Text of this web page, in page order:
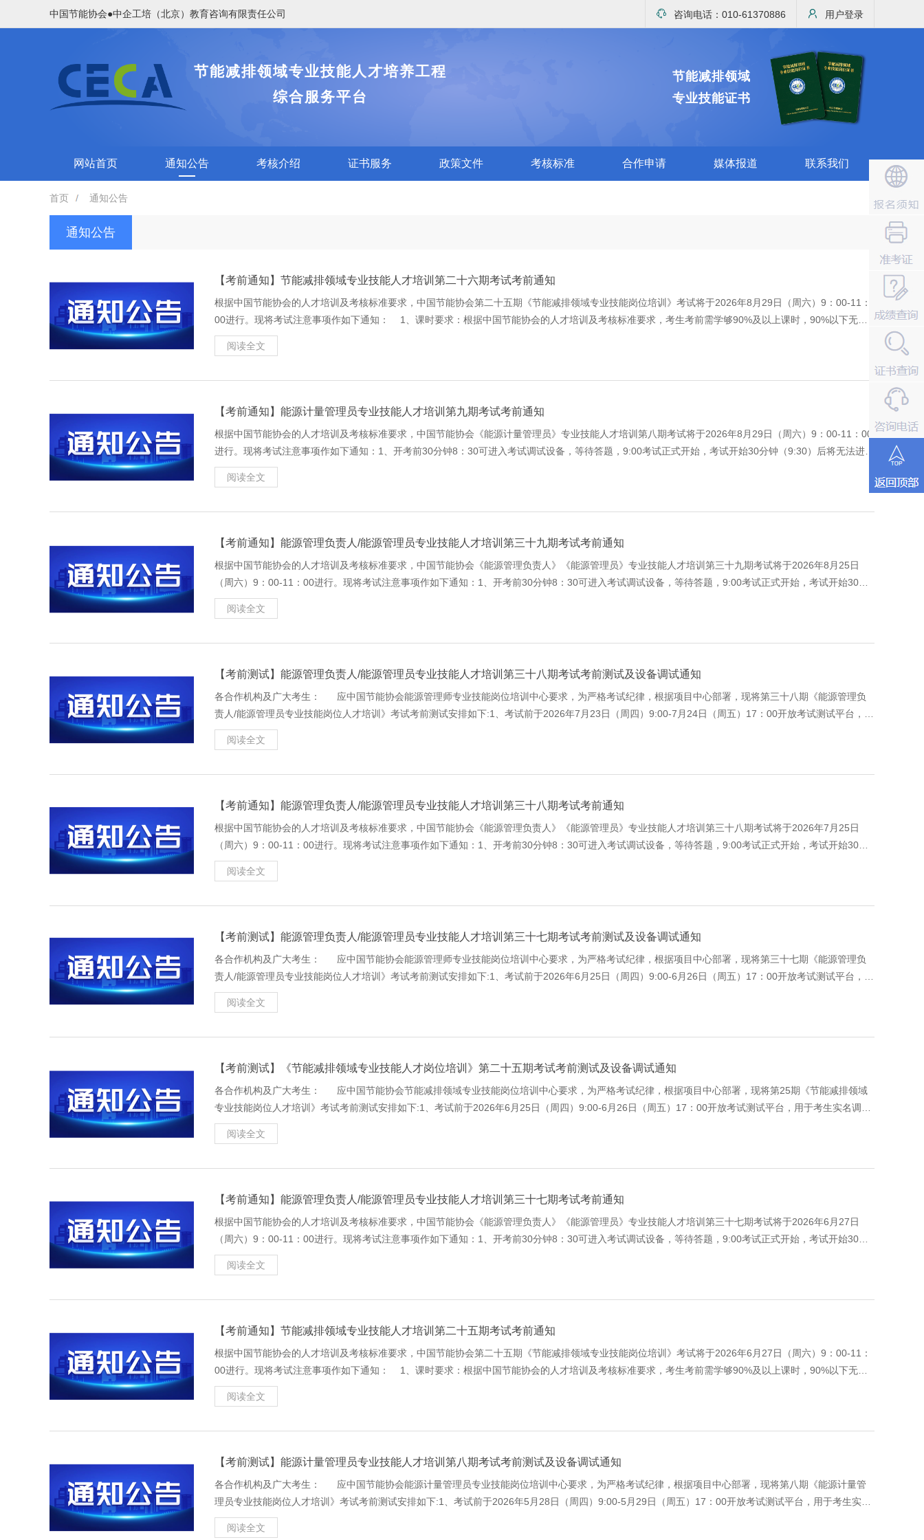
中国节能协会●中企工培（北京）教育咨询有限责任公司 用户登录
咨询电话：010-61370886
节能减排领域专业技能人才培养工程
综合服务平台
节能减排领域
专业技能证书
网站首页 通知公告 考核介绍 证书服务 政策文件 考核标准 合作申请 媒体报道 联系我们
首页 通知公告
通知公告
【考前通知】节能减排领域专业技能人才培训第二十六期考试考前通知
根据中国节能协会的人才培训及考核标准要求，中国节能协会第二十五期《节能减排领域专业技能岗位培训》考试将于2026年8月29日（周六）9：00-11：
00进行。现将考试注意事项作如下通知： 1、课时要求：根据中国节能协会的人才培训及考核标准要求，考生考前需学够90%及以上课时，90%以下无法
参加考试；已学课时统计将于2026年8月25日（周二）上午9:00截止，请在此前通知
阅读全文
【考前通知】能源计量管理员专业技能人才培训第九期考试考前通知
根据中国节能协会的人才培训及考核标准要求，中国节能协会《能源计量管理员》专业技能人才培训第八期考试将于2026年8月29日（周六）9：00-11：00
进行。现将考试注意事项作如下通知：1、开考前30分钟8：30可进入考试调试设备，等待答题，9:00考试正式开始，考试开始30分钟（9:30）后将无法进
入，此次成绩按缺考处理，请大家准时参加。2、考试名单：正式考试名单须在8月24日（周一）中午12：0
阅读全文
【考前通知】能源管理负责人/能源管理员专业技能人才培训第三十九期考试考前通知
根据中国节能协会的人才培训及考核标准要求，中国节能协会《能源管理负责人》《能源管理员》专业技能人才培训第三十九期考试将于2026年8月25日
（周六）9：00-11：00进行。现将考试注意事项作如下通知：1、开考前30分钟8：30可进入考试调试设备，等待答题，9:00考试正式开始，考试开始30分
钟（9:30）后将无法进入，此次成绩按缺考处理，请大家准时参加。2、考试名单：正式考试名单须在8月24日（
阅读全文
【考前测试】能源管理负责人/能源管理员专业技能人才培训第三十八期考试考前测试及设备调试通知
各合作机构及广大考生： 应中国节能协会能源管理师专业技能岗位培训中心要求，为严格考试纪律，根据项目中心部署，现将第三十八期《能源管理负
责人/能源管理员专业技能岗位人才培训》考试考前测试安排如下:1、考试前于2026年7月23日（周四）9:00-7月24日（周五）17：00开放考试测试平台，用
于考生实名调试人脸识别摄像头熟悉考试系统；2、各考试中心请及时将登录
阅读全文
【考前通知】能源管理负责人/能源管理员专业技能人才培训第三十八期考试考前通知
根据中国节能协会的人才培训及考核标准要求，中国节能协会《能源管理负责人》《能源管理员》专业技能人才培训第三十八期考试将于2026年7月25日
（周六）9：00-11：00进行。现将考试注意事项作如下通知：1、开考前30分钟8：30可进入考试调试设备，等待答题，9:00考试正式开始，考试开始30分
钟（9:30）后将无法进入，此次成绩按缺考处理，请大家准时参加。2、考试名单：正式考试名单须在7月21日（
阅读全文
【考前测试】能源管理负责人/能源管理员专业技能人才培训第三十七期考试考前测试及设备调试通知
各合作机构及广大考生： 应中国节能协会能源管理师专业技能岗位培训中心要求，为严格考试纪律，根据项目中心部署，现将第三十七期《能源管理负
责人/能源管理员专业技能岗位人才培训》考试考前测试安排如下:1、考试前于2026年6月25日（周四）9:00-6月26日（周五）17：00开放考试测试平台，用
于考生实名调试人脸识别摄像头熟悉考试系统；2、各考试中心请及时将登录
阅读全文
【考前测试】《节能减排领域专业技能人才岗位培训》第二十五期考试考前测试及设备调试通知
各合作机构及广大考生： 应中国节能协会节能减排领域专业技能岗位培训中心要求，为严格考试纪律，根据项目中心部署，现将第25期《节能减排领域
专业技能岗位人才培训》考试考前测试安排如下:1、考试前于2026年6月25日（周四）9:00-6月26日（周五）17：00开放考试测试平台，用于考生实名调试
人脸识别摄像头熟悉考试系统；2、各考试中心请及时将登录账号和密码通知
阅读全文
【考前通知】能源管理负责人/能源管理员专业技能人才培训第三十七期考试考前通知
根据中国节能协会的人才培训及考核标准要求，中国节能协会《能源管理负责人》《能源管理员》专业技能人才培训第三十七期考试将于2026年6月27日
（周六）9：00-11：00进行。现将考试注意事项作如下通知：1、开考前30分钟8：30可进入考试调试设备，等待答题，9:00考试正式开始，考试开始30分
钟（9:30）后将无法进入，此次成绩按缺考处理，请大家准时参加。2、考试名单：正式考试名单须在6月23日（
阅读全文
【考前通知】节能减排领域专业技能人才培训第二十五期考试考前通知
根据中国节能协会的人才培训及考核标准要求，中国节能协会第二十五期《节能减排领域专业技能岗位培训》考试将于2026年6月27日（周六）9：00-11：
00进行。现将考试注意事项作如下通知： 1、课时要求：根据中国节能协会的人才培训及考核标准要求，考生考前需学够90%及以上课时，90%以下无法
参加考试；已学课时统计将于2026年4月21日（周二）上午9:00截止，请在此前通知
阅读全文
【考前测试】能源计量管理员专业技能人才培训第八期考试考前测试及设备调试通知
各合作机构及广大考生： 应中国节能协会能源计量管理员专业技能岗位培训中心要求，为严格考试纪律，根据项目中心部署，现将第八期《能源计量管
理员专业技能岗位人才培训》考试考前测试安排如下:1、考试前于2026年5月28日（周四）9:00-5月29日（周五）17：00开放考试测试平台，用于考生实名
调试人脸识别摄像头熟悉考试系统；2、各考试中心请及时将登录账号和密码通
阅读全文